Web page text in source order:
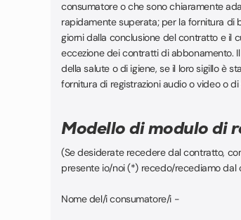
consumatore o che sono chiaramente
rapidamente superata; per la fornitura di
giorni dalla conclusione del contratto e il
eccezione dei contratti di abbonamento.
della salute o di igiene, se il loro sigillo è
fornitura di registrazioni audio o video o
Modello di modulo di
(Se desiderate recedere dal contratto,
presente io/noi (*) recedo/recediamo
Nome del/i consumatore/i -